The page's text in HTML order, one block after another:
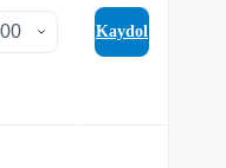
Kaydol